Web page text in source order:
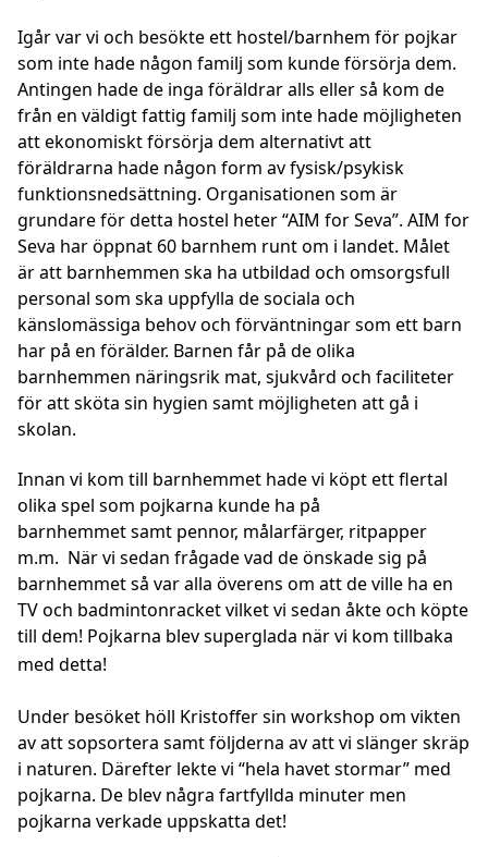
Igår var vi och besökte ett hostel/barnhem för pojkar
som inte hade någon familj som kunde försörja dem.
Antingen hade de inga föräldrar alls eller så kom de
från en väldigt fattig familj som inte hade möjligheten
att ekonomiskt försörja dem alternativt att
föräldrarna hade någon form av fysisk/psykisk
funktionsnedsättning. Organisationen som är
grundare för detta hostel heter “AIM for Seva”. AIM for
Seva har öppnat 60 barnhem runt om i landet. Målet
är att barnhemmen ska ha utbildad och omsorgsfull
personal som ska uppfylla de sociala och
känslomässiga behov och förväntningar som ett barn
har på en förälder. Barnen får på de olika
barnhemmen näringsrik mat, sjukvård och faciliteter
för att sköta sin hygien samt möjligheten att gå i
skolan.
Innan vi kom till barnhemmet hade vi köpt ett flertal
olika spel som pojkarna kunde ha på
barnhemmet samt pennor, målarfärger, ritpapper
m.m. När vi sedan frågade vad de önskade sig på
barnhemmet så var alla överens om att de ville ha en
TV och badmintonracket vilket vi sedan åkte och köpte
till dem! Pojkarna blev superglada när vi kom tillbaka
med detta!
Under besöket höll Kristoffer sin workshop om vikten
av att sopsortera samt följderna av att vi slänger skräp
i naturen. Därefter lekte vi “hela havet stormar” med
pojkarna. De blev några fartfyllda minuter men
pojkarna verkade uppskatta det!